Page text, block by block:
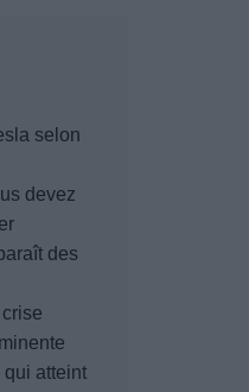
selon
devez
des
qui atteint